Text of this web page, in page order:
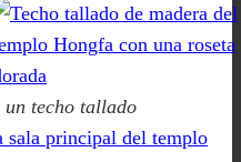
techo tallado